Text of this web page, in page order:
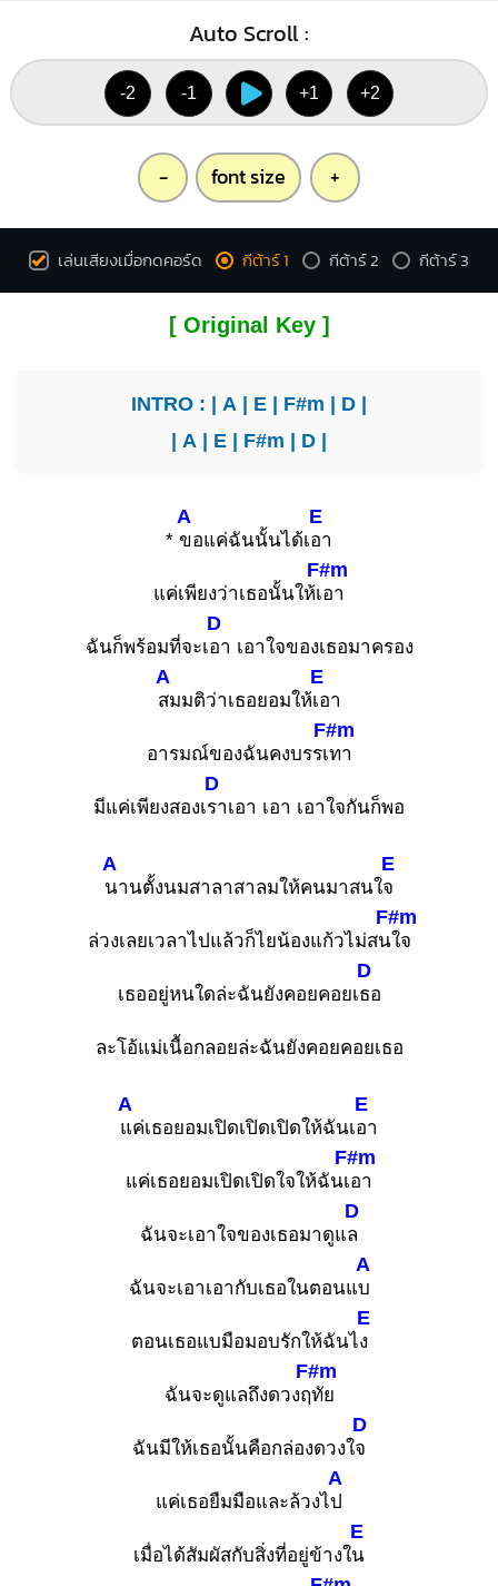
Auto Scroll :
-2 -1 +1 +2
- font size +
เล่นเสียงเมื่อกดคอร์ด กีต้าร์ 1 กีต้าร์ 2 กีต้าร์ 3
[ Original Key ]
INTRO : | A | E | F#m | D |
| A | E | F#m | D |
*
A
ขอแค่ฉันนั้นได้เ
E
อา
แค่เพียงว่าเธอนั้นให้เ
F#m
อา
ฉันก็พร้อมที่จะเ
D
อา เอาใจของเธอมาครอง
A
สมมติว่าเธอยอมให้
E
เอา
อารมณ์ของฉันคงบรรเ
F#m
ทา
มีแค่เพียงสองเ
D
ราเอา เอา เอาใจกันก็พอ
A
นานตั้งนมสาลาสาลมให้คนมาสนใ
E
จ
ล่วงเลยเวลาไปแล้วก็ไยน้องแก้วไม่สน
F#m
ใจ
เธออยู่หนใดล่ะฉันยังคอยคอยเ
D
ธอ
ละโอ้แม่เนื้อกลอยล่ะฉันยังคอยคอยเธอ
A
แค่เธอยอมเปิดเปิดเปิดให้ฉันเ
E
อา
แค่เธอยอมเปิดเปิดใจให้ฉันเ
F#m
อา
ฉันจะเอาใจของเธอมาดูแ
D
ล
ฉันจะเอาเอากับเธอในตอนแ
A
บ
ตอนเธอแบมือมอบรักให้ฉันไ
E
ง
ฉันจะดูแลถึงดวงฤ
F#m
ทัย
ฉันมีให้เธอนั้นคือกล่องดวงใ
D
จ
แค่เธอยืมมือและล้วงไ
A
ป
เมื่อได้สัมผัสกับสิ่งที่อยู่ข้างใ
E
น